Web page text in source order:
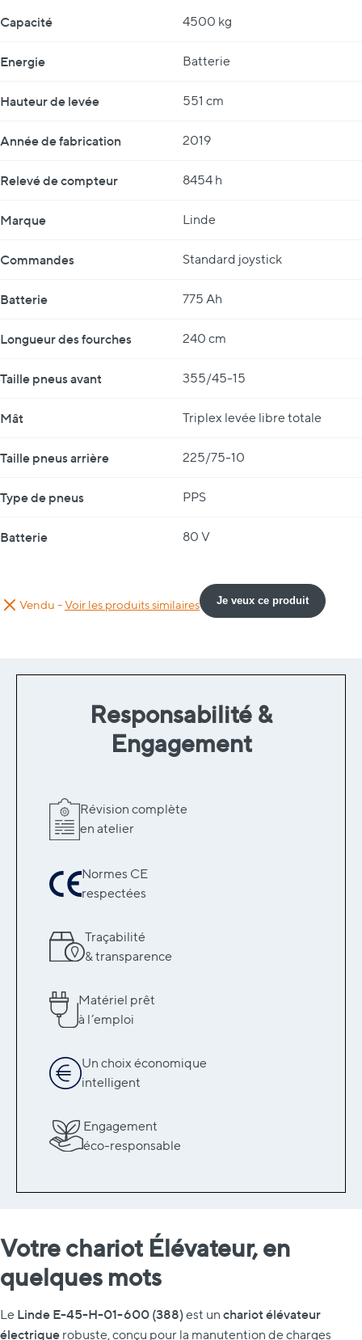
Capacité 4500 kg
Energie Batterie
Hauteur de levée 551 cm
Année de fabrication 2019
Relevé de compteur 8454 h
Marque Linde
Commandes Standard joystick
Batterie 775 Ah
Longueur des fourches 240 cm
Taille pneus avant 355/45-15
Mât Triplex levée libre totale
Taille pneus arrière 225/75-10
Type de pneus PPS
Batterie 80 V
Vendu -Voir les produits similaires Je veux ce produit
Responsabilité &
Engagement
Révision complète
en atelier
Normes CE
respectées
Traçabilité
& transparence
Matériel prêt
à l’emploi
Un choix économique
intelligent
Engagement
éco-responsable
Votre chariot Élévateur, en
quelques mots
Le Linde E-45-H-01-600 (388)est un chariot élévateur
électrique robuste, conçu pour la manutention de charges